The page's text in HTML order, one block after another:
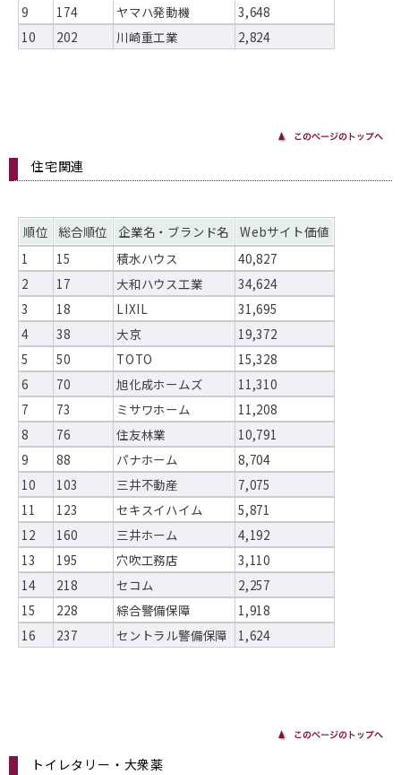
9
174 ヤマハ発動機
3,648
10
202 川崎重工業 2,824
住宅関連
順位 総合順位 企業名・ブランド名
Webサイト価値
1
15 積水ハウス
40,827
2
17 大和ハウス工業
34,624
3
18 LIXIL
31,695
4
38 大京
19,372
5
50 TOTO
15,328
6
70 旭化成ホームズ
11,310
7
73 ミサワホーム
11,208
8
76 住友林業
10,791
9
88 パナホーム
8,704
10
103 三井不動産
7,075
11
123 セキスイハイム
5,871
12
160 三井ホーム
4,192
13
195 穴吹工務店
3,110
14
218 セコム
2,257
15
228 綜合警備保障
1,918
16
237 セントラル警備保障 1,624
トイレタリー・大衆薬